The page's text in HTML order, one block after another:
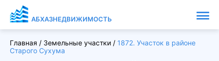
АБХАЗНЕДВИЖИМОСТЬ
Главная / Земельные участки / 1872. Участок в районе
Старого Сухума